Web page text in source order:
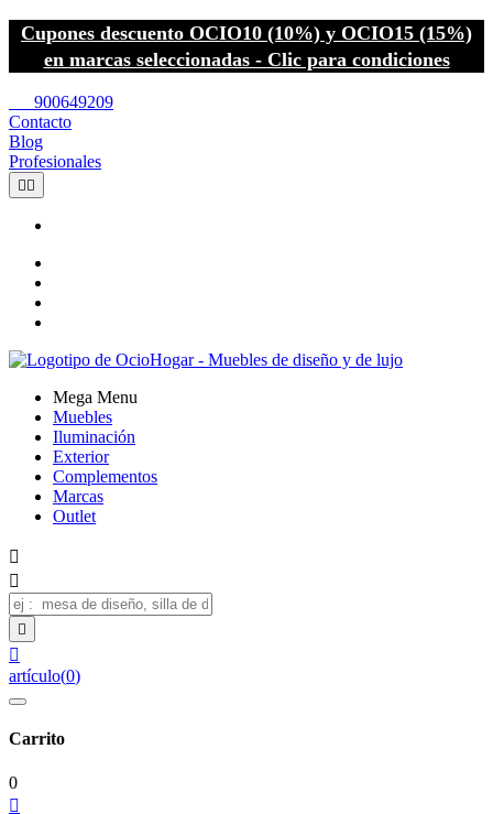
Cupones descuento OCIO10 (10%) y OCIO15 (15%)
en marcas seleccionadas - Clic para condiciones
900649209
Contacto
Blog
Profesionales
 
Mega Menu
Muebles
Iluminación
Exterior
Complementos
Marcas
Outlet




artículo(0)
Carrito
0
